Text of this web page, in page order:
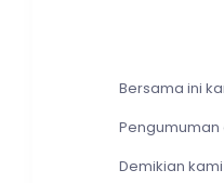
Bersama ini
Demikian